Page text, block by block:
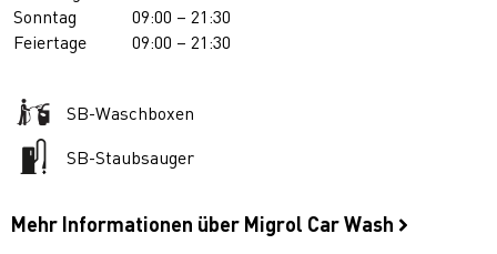
Sonntag
09:00 – 21:30
Feiertage
09:00 – 21:30
SB-Waschboxen
SB-Staubsauger
Mehr Informationen über Migrol Car Wash